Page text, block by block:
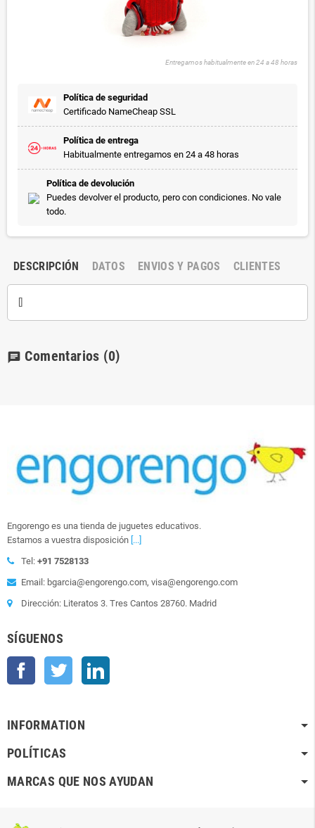
Entregamos habitualmente en 24 a 48 horas
Política de seguridad
Certificado NameCheap SSL
Política de entrega
Habitualmente entregamos en 24 a 48 horas
Política de devolución
Puedes devolver el producto, pero con condiciones. No vale
todo.
DESCRIPCIÓN DATOS ENVIOS Y PAGOS CLIENTES
chat Comentarios (0)
Engorengo es una tienda de juguetes educativos.
Estamos a vuestra disposición [...]
Tel: +91 7528133
Email: bgarcia@engorengo.com, visa@engorengo.com
Dirección: Literatos 3. Tres Cantos 28760. Madrid
SÍGUENOS
Facebook Twitter
INFORMATION
POLÍTICAS
MARCAS QUE NOS AYUDAN